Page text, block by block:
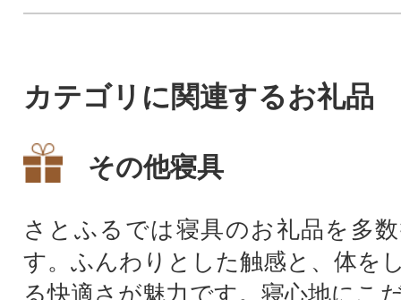
デニッシュ パン おやつ スイー
ツ デザート あんこ バター お
祝い 内祝 内祝い お祝い返し
誕生日 ギフト プレゼント 贈答
用 贈答 贈り物 ]
カテゴリに関連するお礼品
その他寝具
さとふるでは寝具のお礼品を多
す。ふんわりとした触感と、体を
る快適さが魅力です。寝心地にこ